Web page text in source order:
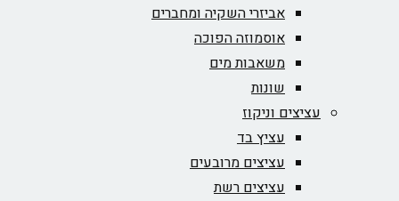
אביזרי השקיה ומחברים
אוסמוזה הפוכה
משאבות מים
שונות
עציצים וניקוז
עציץ בד
עציצים מרובעים
עציצים רשת